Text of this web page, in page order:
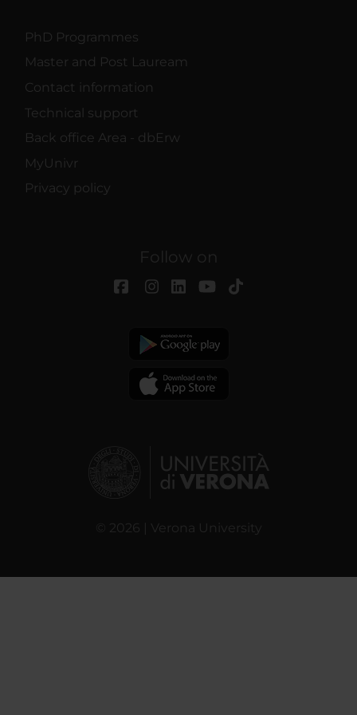
PhD Programmes
Master and Post Lauream
Contact information
Technical support
Back office Area - dbErw
MyUnivr
Privacy policy
Follow on
© 2026 | Verona University